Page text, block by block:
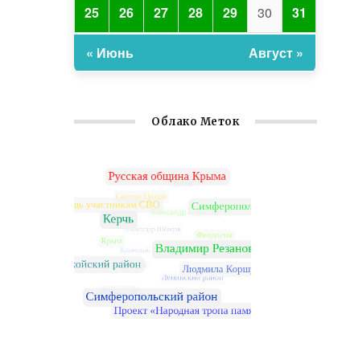
25 26 27 28 29 30 31
« Июнь Август »
Облако Меток